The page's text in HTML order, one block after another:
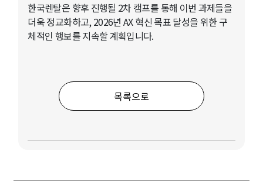
한국렌탈은 향후 진행될 2차 캠프를 통해 이번 과제들을
더욱 정교화하고, 2026년 AX 혁신 목표 달성을 위한 구
체적인 행보를 지속할 계획입니다.
목록으로